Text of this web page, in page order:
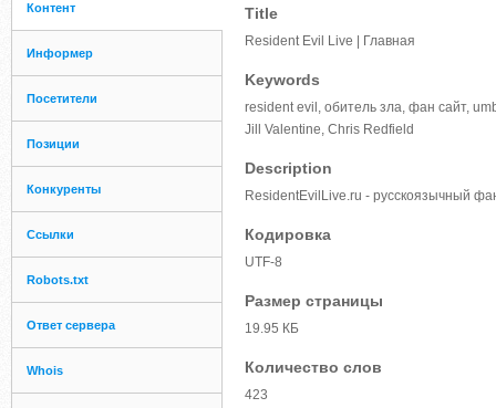
Контент
Информер
Посетители
Позиции
Конкуренты
Ссылки
Robots.txt
Ответ сервера
Whois
Title
Resident Evil Live | Главная
Keywords
resident evil, обитель зла, фан сайт,
Jill Valentine, Chris Redfield
Description
ResidentEvilLive.ru - русскоязычный
Кодировка
UTF-8
Размер страницы
19.95 КБ
Количество слов
423